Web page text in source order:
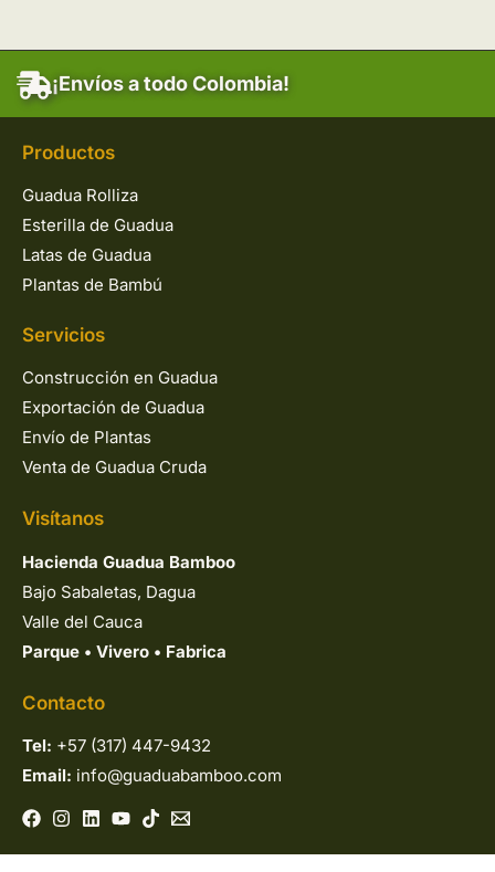
¡Envíos a todo Colombia!
Productos
Guadua Rolliza
Esterilla de Guadua
Latas de Guadua
Plantas de Bambú
Servicios
Construcción en Guadua
Exportación de Guadua
Envío de Plantas
Venta de Guadua Cruda
Visítanos
Hacienda Guadua Bamboo
Bajo Sabaletas, Dagua
Valle del Cauca
Parque • Vivero • Fabrica
Contacto
Tel: +57 (317) 447-9432
Email: info@guaduabamboo.com